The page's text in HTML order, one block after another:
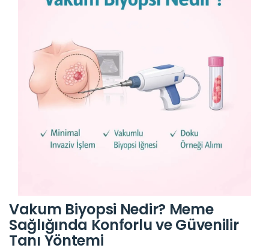
Vakum Biyopsi Nedir? Meme
Sağlığında Konforlu ve Güvenilir
Tanı Yöntemi